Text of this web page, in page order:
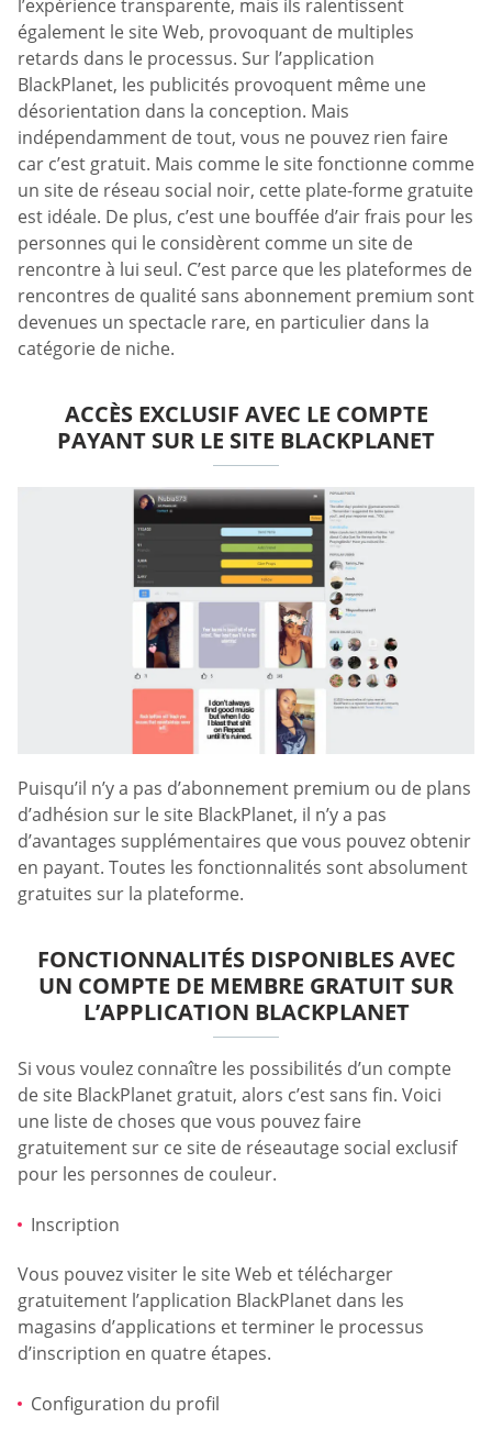
l’expérience transparente, mais ils ralentissent
également le site Web, provoquant de multiples
retards dans le processus. Sur l’application
BlackPlanet, les publicités provoquent même une
désorientation dans la conception. Mais
indépendamment de tout, vous ne pouvez rien faire
car c’est gratuit. Mais comme le site fonctionne comme
un site de réseau social noir, cette plate-forme gratuite
est idéale. De plus, c’est une bouffée d’air frais pour les
personnes qui le considèrent comme un site de
rencontre à lui seul. C’est parce que les plateformes de
rencontres de qualité sans abonnement premium sont
devenues un spectacle rare, en particulier dans la
catégorie de niche.
ACCÈS EXCLUSIF AVEC LE COMPTE
PAYANT SUR LE SITE BLACKPLANET
Puisqu’il n’y a pas d’abonnement premium ou de plans
d’adhésion sur le site BlackPlanet, il n’y a pas
d’avantages supplémentaires que vous pouvez obtenir
en payant. Toutes les fonctionnalités sont absolument
gratuites sur la plateforme.
FONCTIONNALITÉS DISPONIBLES AVEC
UN COMPTE DE MEMBRE GRATUIT SUR
L’APPLICATION BLACKPLANET
Si vous voulez connaître les possibilités d’un compte
de site BlackPlanet gratuit, alors c’est sans fin. Voici
une liste de choses que vous pouvez faire
gratuitement sur ce site de réseautage social exclusif
pour les personnes de couleur.
Inscription
Vous pouvez visiter le site Web et télécharger
gratuitement l’application BlackPlanet dans les
magasins d’applications et terminer le processus
d’inscription en quatre étapes.
Configuration du profil